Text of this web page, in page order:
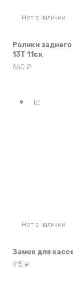
Нет в наличии
Ролики
13Т 11ск
650 ₽
Нет в наличии
Замок для
415 ₽